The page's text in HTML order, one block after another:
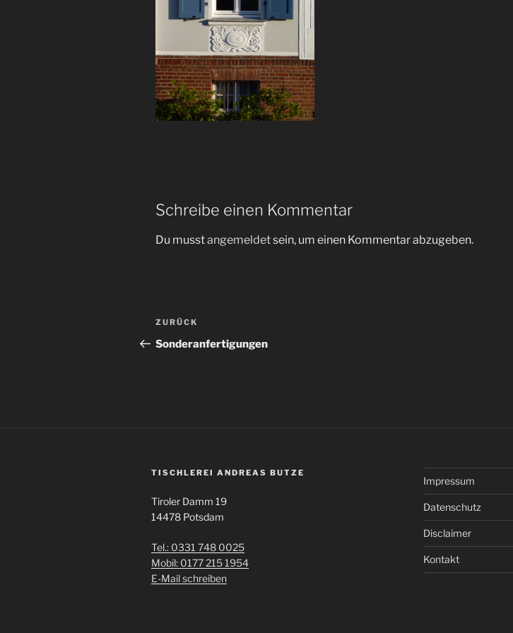
Schreibe einen Kommentar
Du musstangemeldetsein, um einen Kommentar abzugeben.
Beitragsnavigation
Vorheriger
Beitrag
ZURÜCK
Sonderanfertigungen
TISCHLEREI ANDREAS BUTZE
Tiroler Damm 19
14478 Potsdam
Tel.: 0331 748 0025
Mobil: 0177 215 1954
E-Mail schreiben
Impressum
Datenschutz
Disclaimer
Kontakt